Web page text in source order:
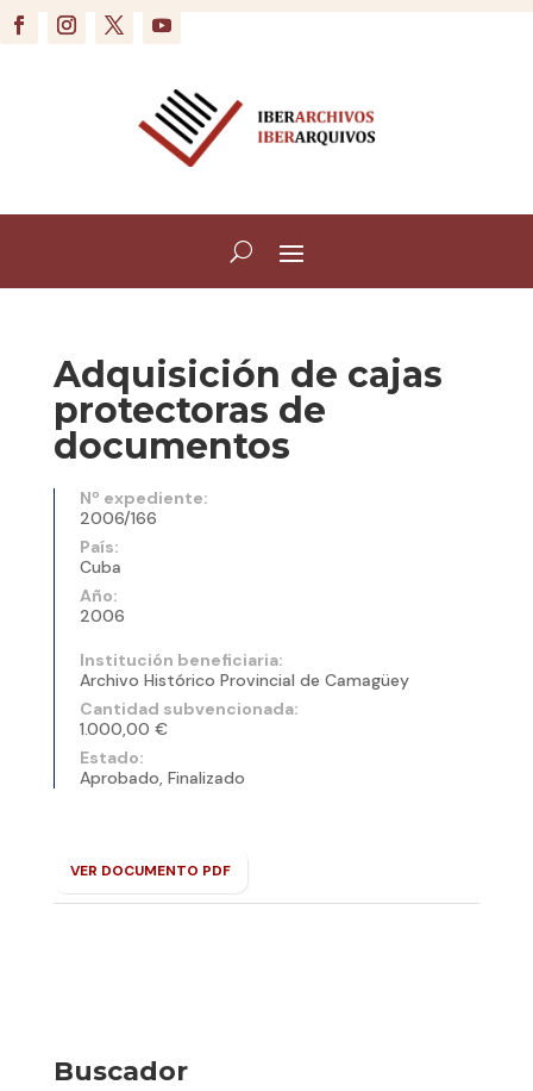
Adquisición de cajas
protectoras de
documentos
Nº expediente:
2006/166
País:
Cuba
Año:
2006
Institución beneficiaria:
Archivo Histórico Provincial de Camagüey
Cantidad subvencionada:
1.000,00 €
Estado:
Aprobado, Finalizado
VER DOCUMENTO PDF
Buscador